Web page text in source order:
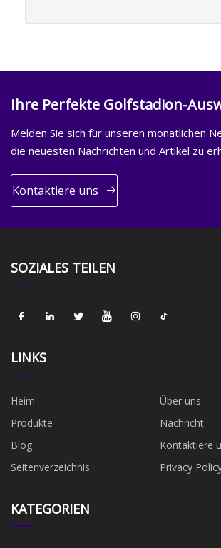
Ihre Perfekte Golfstadion-
Melden Sie sich für unseren monatlichen
die neuesten Nachrichten und Artikel zu
Kontaktiere uns
SOZIALES TEILEN
LINKS
Heim
Über uns
Produkte
Nachricht
Blog
Kontaktiere
Seitenverzeichnis
Privacy
KATEGORIEN